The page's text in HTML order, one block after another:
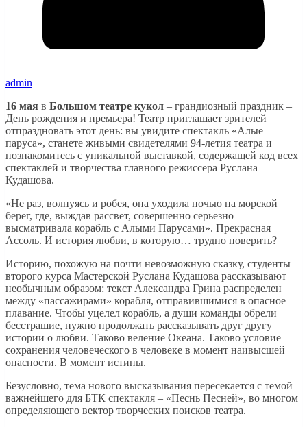
admin
16 мая в Большом театре кукол – грандиозный праздник –
День рождения и премьера! Театр приглашает зрителей
отпраздновать этот день: вы увидите спектакль «Алые
паруса», станете живыми свидетелями 94-летия театра и
познакомитесь с уникальной выставкой, содержащей код всех
спектаклей и творчества главного режиссера Руслана
Кудашова.
«Не раз, волнуясь и робея, она уходила ночью на морской
берег, где, выждав рассвет, совершенно серьезно
высматривала корабль с Алыми Парусами». Прекрасная
Ассоль. И история любви, в которую… трудно поверить?
Историю, похожую на почти невозможную сказку, студенты
второго курса Мастерской Руслана Кудашова рассказывают
необычным образом: текст Александра Грина распределен
между «пассажирами» корабля, отправившимися в опасное
плавание. Чтобы уцелел корабль, а души команды обрели
бесстрашие, нужно продолжать рассказывать друг другу
истории о любви. Таково веление Океана. Таково условие
сохранения человеческого в человеке в момент наивысшей
опасности. В момент истины.
Безусловно, тема нового высказывания пересекается с темой
важнейшего для БТК спектакля – «Песнь Песней», во многом
определяющего вектор творческих поисков театра.